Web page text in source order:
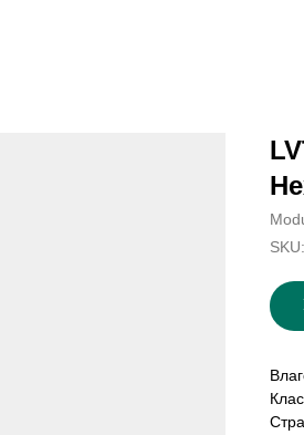
SKU: